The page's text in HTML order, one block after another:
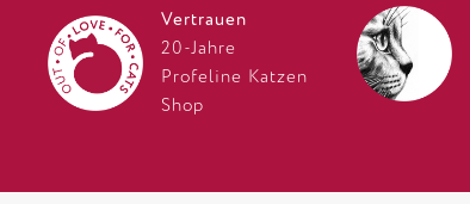
Vertrauen
20-Jahre
Profeline Katzen
Shop